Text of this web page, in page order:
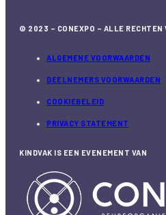
© 2023 – CONEXPO – ALLE RECHTEN
ALGEMENE VOORWAARDEN
DEELNEMERS VOORWAARDEN
COOKIEBELEID
PRIVACY STATEMENT
KINDVAK IS EEN EVENEMENT VAN